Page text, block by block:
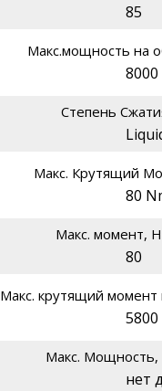
85
Макс.мощность на
8000
Степень
Макс. Крутящий
80
Макс. момент,
80
Макс. крутящий момент
5800
Макс. Мощность,
нет